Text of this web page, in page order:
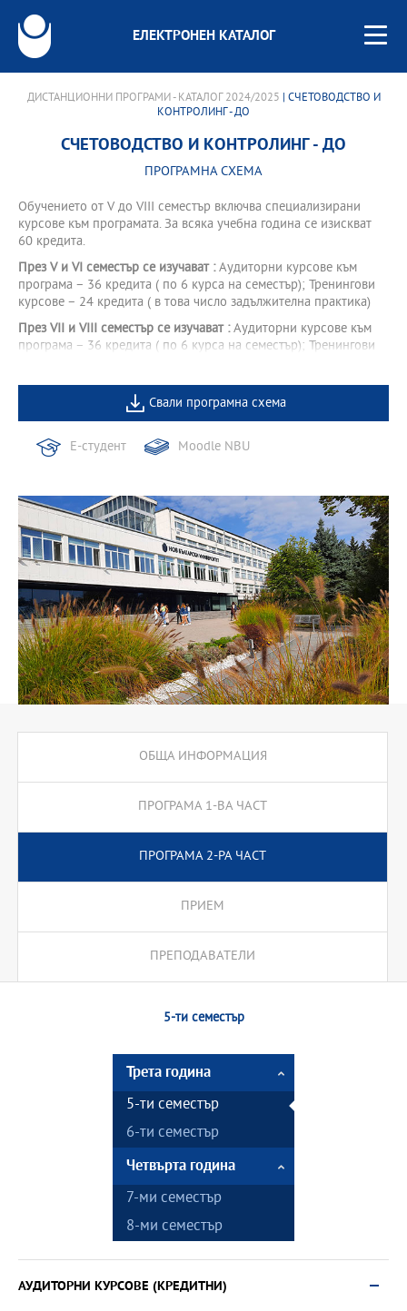
ЕЛЕКТРОНЕН КАТАЛОГ
ДИСТАНЦИОННИ ПРОГРАМИ - КАТАЛОГ 2024/2025 | СЧЕТОВОДСТВО И
КОНТРОЛИНГ - ДО
СЧЕТОВОДСТВО И КОНТРОЛИНГ - ДО
ПРОГРАМНА СХЕМА
Обучението от V до VІІІ семестър включва специализирани
курсове към програмата. За всяка учебна година се изискват
60 кредита.
През V и VI семестър се изучават :Аудиторни курсове към
програма – 36 кредита ( по 6 курса на семестър); Тренингови
курсове – 24 кредита ( в това число задължителна практика)
През VII и VIII семестър се изучават :Аудиторни курсове към
програма – 36 кредита ( по 6 курса на семестър); Тренингови
Свали програмна схема
Е-студент Moodle NBU
ОБЩА ИНФОРМАЦИЯ
ПРОГРАМА 1-ВА ЧАСТ
ПРОГРАМА 2-РА ЧАСТ
ПРИЕМ
ПРЕПОДАВАТЕЛИ
5-ти семестър
Трета година
5-ти семестър
6-ти семестър
Четвърта година
7-ми семестър
8-ми семестър
АУДИТОРНИ КУРСОВЕ (КРЕДИТНИ)